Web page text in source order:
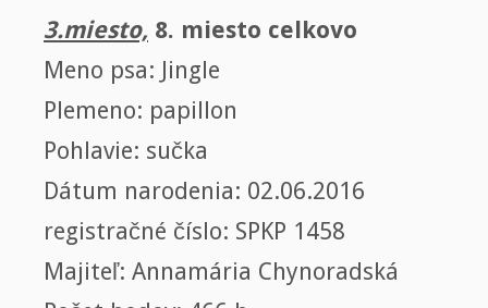
3.miesto, 8. miesto celkovo
Meno psa: Jingle
Plemeno: papillon
Pohlavie: sučka
Dátum narodenia: 02.06.2016
registračné číslo: SPKP 1458
Majiteľ: Annamária Chynoradská